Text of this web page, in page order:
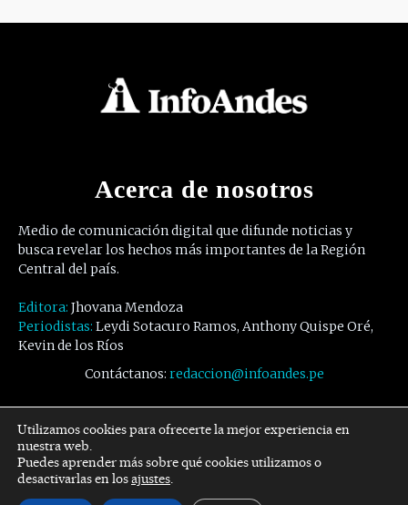
Acerca de nosotros
Medio de comunicación digital que difunde noticias y
busca revelar los hechos más importantes de la Región
Central del país.
Editora: Jhovana Mendoza
Periodistas: Leydi Sotacuro Ramos, Anthony Quispe Oré,
Kevin de los Ríos
Contáctanos: redaccion@infoandes.pe
Síguenos
Facebook Twitter Youtube
Utilizamos cookies para ofrecerte la mejor experiencia en
nuestra web.
Puedes aprender más sobre qué cookies utilizamos o
desactivarlas en losajustes.